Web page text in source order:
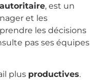
, est un
et les
les décisions
pas ses équipes
plus productives.